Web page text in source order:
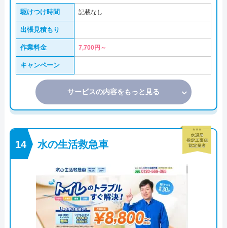
駆けつけ時間 記載なし
出張見積もり
作業料金 7,700円～
キャンペーン
サービスの内容をもっと見る
水の生活救急車